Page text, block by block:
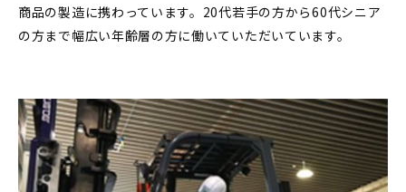
商品の製造に携わっています。20代若手の方から60代シニア
の方まで幅広い年齢層の方に働いていただいています。